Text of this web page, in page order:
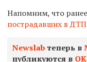
Напомним, что
пострадавших в ДТП
Newslab теперь в
публикуются в ОК